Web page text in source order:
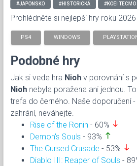
#JAPONSKO #HISTORICKÁ #KOEI TECMO
Prohlédněte si nejlepší hry roku 2026
PS4 WINDOWS
Podobné hry
Jak si vede hra Nioh v porovnání s
Nioh nebyla poražena ani jednou.
trefa do černého. Naše doporučení -
zahrání, neváhejte.
Rise of the Ronin - 60% south
Demon's Souls - 93% north
The Cursed Crusade - 53% south
Diablo III: Reaper of Souls -